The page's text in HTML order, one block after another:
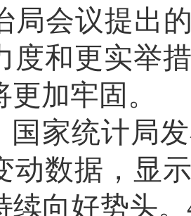
局会议提出
度和更实举
加牢固。
国家统计局
动数据，显
续向好势头